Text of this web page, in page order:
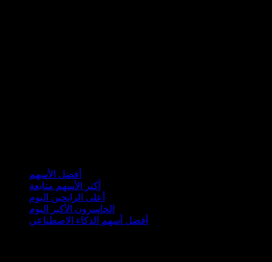
أفضل الأسهم
أكثر الأسهم متابعة
أعلى الرابحين اليوم
الخاسرون الأكبر اليوم
أفضل أسهم الذكاء الاصطناعي